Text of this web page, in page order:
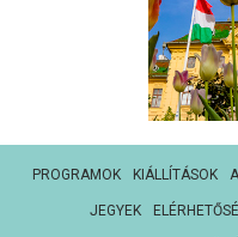
PROGRAMOK KIÁLLÍTÁSOK
JEGYEK